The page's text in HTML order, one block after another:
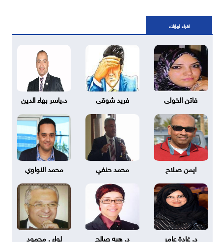
اقراء لهؤلاء
فاتن الخولى فريد شوقى د.ياسر بهاء الدين
ايمن صلاح محمد حنفي محمد النواوي
د. غادة عامر د. هبه صالح
لواء . محمود